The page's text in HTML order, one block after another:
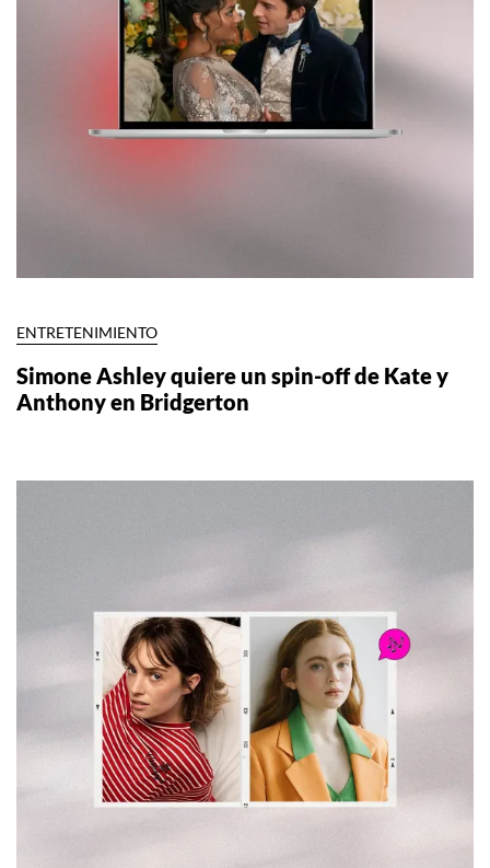
ENTRETENIMIENTO
Simone Ashley quiere un spin-off de Kate y
Anthony en Bridgerton